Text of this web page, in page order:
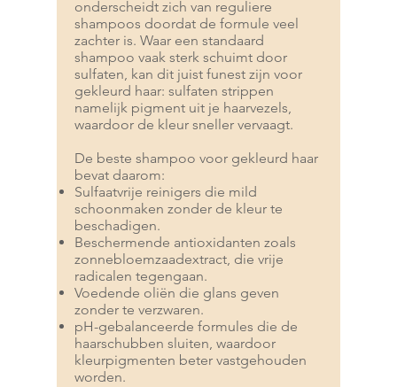
onderscheidt zich van reguliere
shampoos doordat de formule veel
zachter is. Waar een standaard
shampoo vaak sterk schuimt door
sulfaten, kan dit juist funest zijn voor
gekleurd haar: sulfaten strippen
namelijk pigment uit je haarvezels,
waardoor de kleur sneller vervaagt.
De beste shampoo voor gekleurd haar
bevat daarom:
Sulfaatvrije reinigers die mild
schoonmaken zonder de kleur te
beschadigen.
Beschermende antioxidanten zoals
zonnebloemzaadextract, die vrije
radicalen tegengaan.
Voedende oliën die glans geven
zonder te verzwaren.
pH-gebalanceerde formules die de
haarschubben sluiten, waardoor
kleurpigmenten beter vastgehouden
worden.